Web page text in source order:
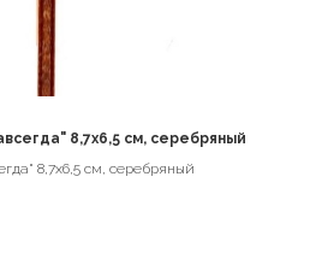
8,7х6,5 см, серебряный
8,7х6,5 см, серебряный